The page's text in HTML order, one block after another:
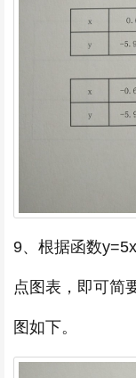
9、根据函数
点图表，即可简
图如下。